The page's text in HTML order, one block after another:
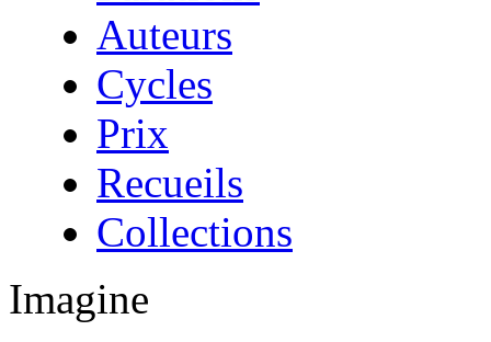
Auteurs
Cycles
Prix
Recueils
Collections
Imagine